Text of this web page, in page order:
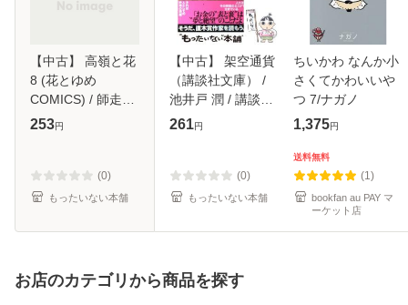
【中古】 高嶺と花
8 (花とゆめ
COMICS) / 師走ゆ
き / 白泉社 [コミッ
253円
(0)
もったいない本舗
【中古】 架空通貨
（講談社文庫） /
池井戸 潤 / 講談社
[文庫]【メール便送
261円
(0)
もったいない本舗
ちいかわ なんか小
さくてかわいいや
つ 7/ナガノ
1,375円
送料無料
(1)
bookfan au PAY マ
ーケット店
お店のカテゴリから商品を探す